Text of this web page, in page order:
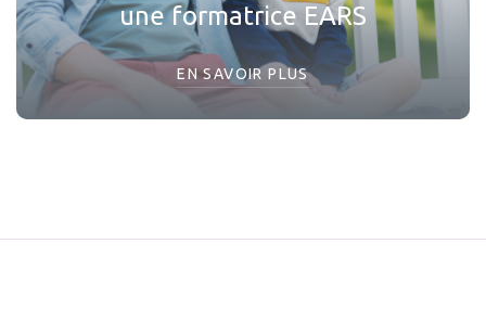
une formatrice EARS
EN SAVOIR PLUS